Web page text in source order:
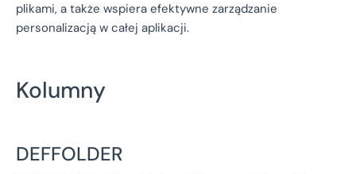
plikami, a także wspiera efektywne zarządzanie
personalizacją w całej aplikacji.
Kolumny
DEFFOLDER